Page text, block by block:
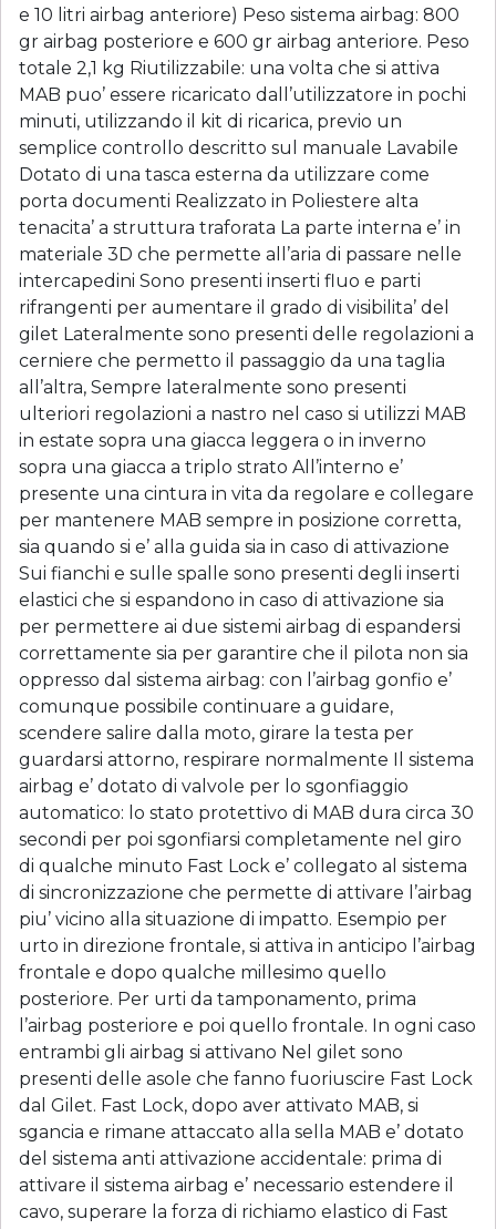
e 10 litri airbag anteriore) Peso sistema airbag: 800
gr airbag posteriore e 600 gr airbag anteriore. Peso
totale 2,1 kg Riutilizzabile: una volta che si attiva
MAB puo’ essere ricaricato dall’utilizzatore in pochi
minuti, utilizzando il kit di ricarica, previo un
semplice controllo descritto sul manuale Lavabile
Dotato di una tasca esterna da utilizzare come
porta documenti Realizzato in Poliestere alta
tenacita’ a struttura traforata La parte interna e’ in
materiale 3D che permette all’aria di passare nelle
intercapedini Sono presenti inserti fluo e parti
rifrangenti per aumentare il grado di visibilita’ del
gilet Lateralmente sono presenti delle regolazioni a
cerniere che permetto il passaggio da una taglia
all’altra, Sempre lateralmente sono presenti
ulteriori regolazioni a nastro nel caso si utilizzi MAB
in estate sopra una giacca leggera o in inverno
sopra una giacca a triplo strato All’interno e’
presente una cintura in vita da regolare e collegare
per mantenere MAB sempre in posizione corretta,
sia quando si e’ alla guida sia in caso di attivazione
Sui fianchi e sulle spalle sono presenti degli inserti
elastici che si espandono in caso di attivazione sia
per permettere ai due sistemi airbag di espandersi
correttamente sia per garantire che il pilota non sia
oppresso dal sistema airbag: con l’airbag gonfio e’
comunque possibile continuare a guidare,
scendere salire dalla moto, girare la testa per
guardarsi attorno, respirare normalmente Il sistema
airbag e’ dotato di valvole per lo sgonfiaggio
automatico: lo stato protettivo di MAB dura circa 30
secondi per poi sgonfiarsi completamente nel giro
di qualche minuto Fast Lock e’ collegato al sistema
di sincronizzazione che permette di attivare l’airbag
piu’ vicino alla situazione di impatto. Esempio per
urto in direzione frontale, si attiva in anticipo l’airbag
frontale e dopo qualche millesimo quello
posteriore. Per urti da tamponamento, prima
l’airbag posteriore e poi quello frontale. In ogni caso
entrambi gli airbag si attivano Nel gilet sono
presenti delle asole che fanno fuoriuscire Fast Lock
dal Gilet. Fast Lock, dopo aver attivato MAB, si
sgancia e rimane attaccato alla sella MAB e’ dotato
del sistema anti attivazione accidentale: prima di
attivare il sistema airbag e’ necessario estendere il
cavo, superare la forza di richiamo elastico di Fast